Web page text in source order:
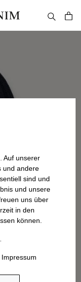
Auf unserer
und andere
sind und
und unsere
uns über
in den
können.
Impressum